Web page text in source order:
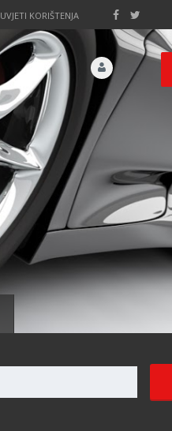
UVJETI KORIŠTENJA